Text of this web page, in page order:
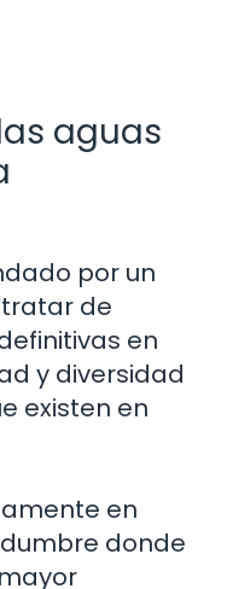
aguas
por un
de
en
y diversidad
existen en
en
donde